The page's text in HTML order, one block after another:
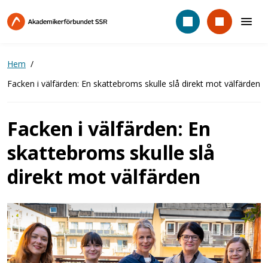
till
Hem
Facken i välfärden: En skattebroms skulle slå direkt mot välfärden
Facken i välfärden: En
skattebroms skulle slå
direkt mot välfärden